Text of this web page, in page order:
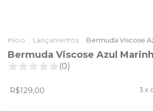
Início Lançamentos Bermuda Viscose
Bermuda Viscose Azul
(0)
R$129,00 3 x